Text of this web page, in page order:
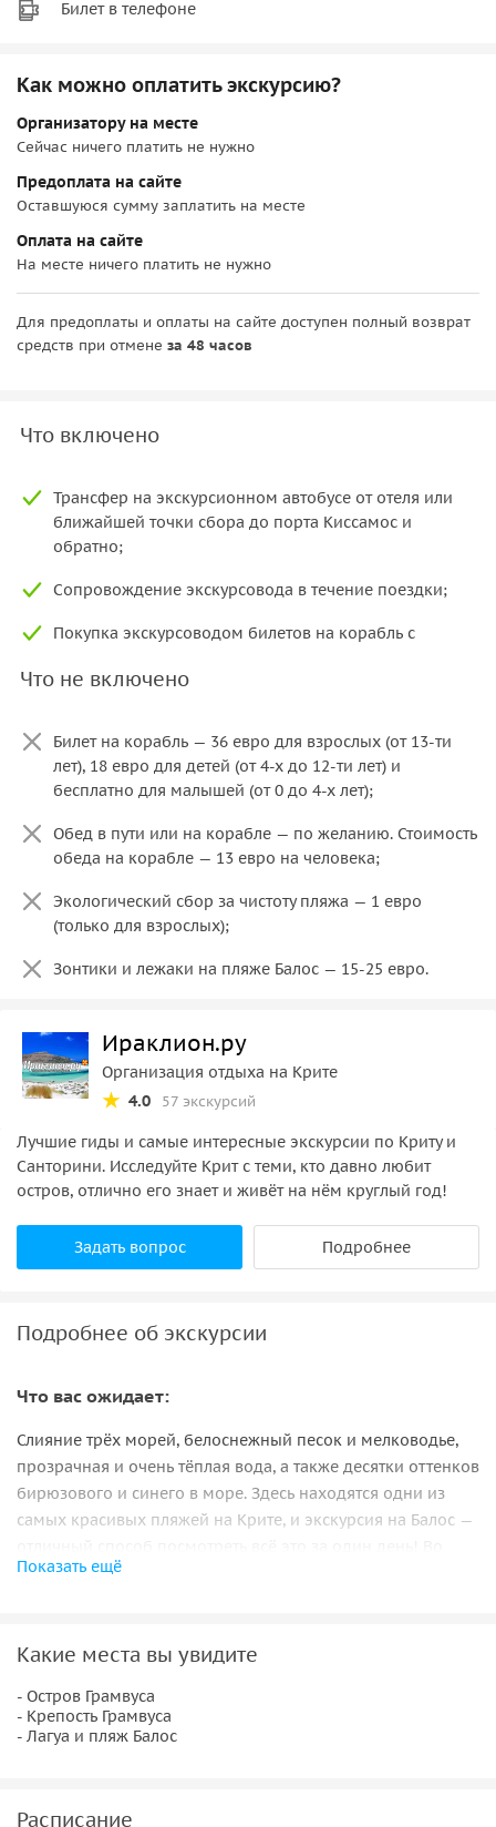
Билет в телефоне
Как можно оплатить экскурсию?
Организатору на месте
Сейчас ничего платить не нужно
Предоплата на сайте
Оставшуюся сумму заплатить на месте
Оплата на сайте
На месте ничего платить не нужно
Для предоплаты и оплаты на сайте доступен полный возврат
средств при отмене за 48 часов
Что включено
Трансфер на экскурсионном автобусе от отеля или
ближайшей точки сбора до порта Киссамос и
обратно;
Сопровождение экскурсовода в течение поездки;
Покупка экскурсоводом билетов на корабль с
Что не включено
Билет на корабль — 36 евро для взрослых (от 13-ти
лет), 18 евро для детей (от 4-х до 12-ти лет) и
бесплатно для малышей (от 0 до 4-х лет);
Обед в пути или на корабле — по желанию. Стоимость
обеда на корабле — 13 евро на человека;
Экологический сбор за чистоту пляжа — 1 евро
(только для взрослых);
Зонтики и лежаки на пляже Балос — 15-25 евро.
Ираклион.ру
Организация отдыха на Крите
4.0
57 экскурсий
Лучшие гиды и самые интересные экскурсии по Криту и
Санторини. Исследуйте Крит с теми, кто давно любит
остров, отлично его знает и живёт на нём круглый год!
Задать вопрос Подробнее
Подробнее об экскурсии
Что вас ожидает:
Слияние трёх морей, белоснежный песок и мелководье,
прозрачная и очень тёплая вода, а также десятки оттенков
бирюзового и синего в море. Здесь находятся одни из
самых красивых пляжей на Крите, и экскурсия на Балос —
время этой экскурсии вас ждёт и морское путешествие на
бирюзовых водах в месте слияния трёх морей!
Важно знать:
Экскурсия проводится для следующих курортов:
Английский язык — по всем возможным дням,
Показать ещё
Какие места вы увидите
- Остров Грамвуса
- Крепость Грамвуса
- Лагуа и пляж Балос
Расписание